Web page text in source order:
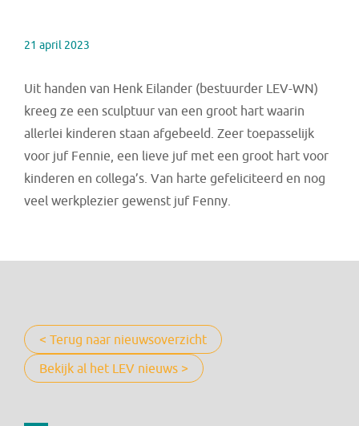
21 april 2023
Uit handen van Henk Eilander (bestuurder LEV-WN)
kreeg ze een sculptuur van een groot hart waarin
allerlei kinderen staan afgebeeld. Zeer toepasselijk
voor juf Fennie, een lieve juf met een groot hart voor
kinderen en collega’s. Van harte gefeliciteerd en nog
veel werkplezier gewenst juf Fenny.
< Terug naar nieuwsoverzicht
Bekijk al het LEV nieuws >